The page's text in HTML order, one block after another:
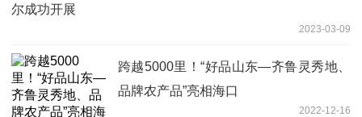
尔成功开展
2023-03-09
跨越5000里！“好品山东—齐鲁灵秀地、
品牌农产品”亮相海口
2022-12-16